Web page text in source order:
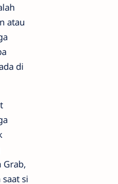
atau
di
Grab,
si